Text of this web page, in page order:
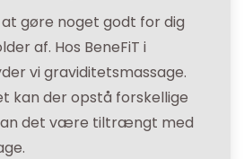
gøre noget godt for dig
af. Hos BeneFiT i
vi graviditetsmassage.
kan der opstå forskellige
det være tiltrængt med